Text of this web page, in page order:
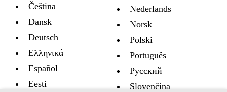
Čeština
Dansk
Deutsch
Ελληνικά
Español
Eesti
Nederlands
Norsk
Polski
Português
Русский
Slovenčina